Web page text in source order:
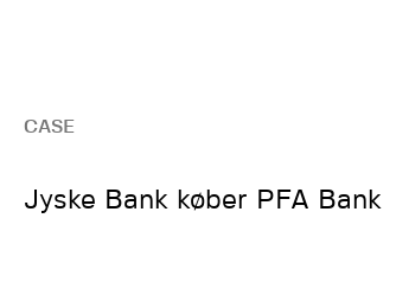
CASE
Jyske Bank køber PFA Bank